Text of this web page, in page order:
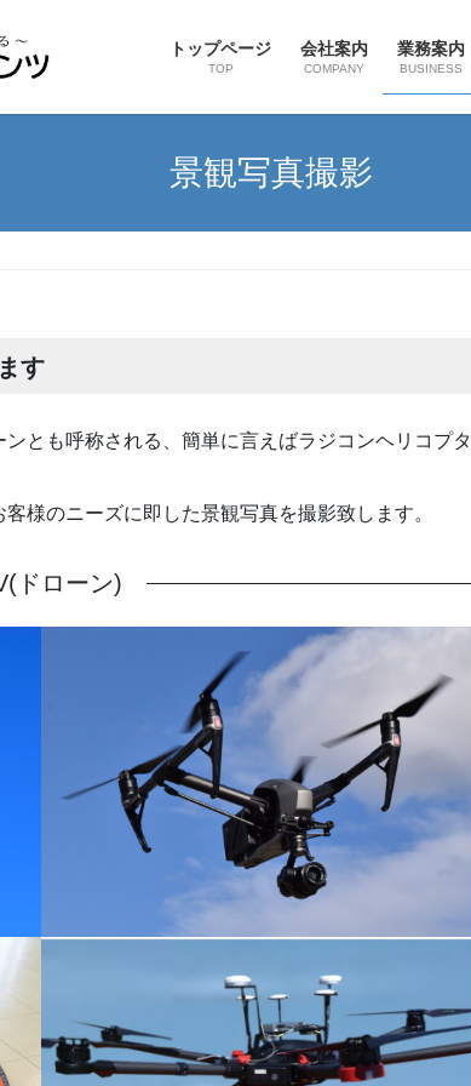
トップページ
TOP
会社案内
COMPANY
業務案内
BUSINESS
景観写真撮影
す
とも呼称される、簡単に言えばラジコンヘリコプタ
様のニーズに即した景観写真を撮影致します。
ドローン)